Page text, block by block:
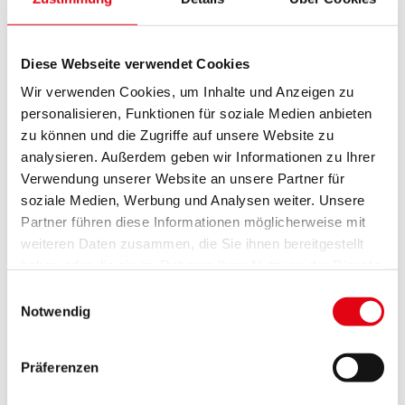
Diese Webseite verwendet Cookies
Wir verwenden Cookies, um Inhalte und Anzeigen zu
personalisieren, Funktionen für soziale Medien anbieten
zu können und die Zugriffe auf unsere Website zu
analysieren. Außerdem geben wir Informationen zu Ihrer
Verwendung unserer Website an unsere Partner für
soziale Medien, Werbung und Analysen weiter. Unsere
Partner führen diese Informationen möglicherweise mit
weiteren Daten zusammen, die Sie ihnen bereitgestellt
Notwendig
Präferenzen
Andere organisieren können und weil sie so eine
Bevölkerungsschutz Burgenland-Präsident Herbert
Wagner hervor und ergänzte: „Wir hatten heuer
sechs Vorbewerbe mit 76 Klassen und 1.300
Schülerinnen und Schülern. Heute beim
Landesfinale haben wir 14 Klassen mit 251
Schülerinnen und Schülern. Das sind beides neue
Teilnahmerekorde.“
Die Safety Tour wird im Burgenland seit 26 Jahren
Klassen aus dem Ausland mitmachen. Den
Gästebewerb gewann heuer die 4. Klasse der
Volksschule aus Landorhegyi in Ungarn. Viele
Schulen halten der Safety Tour schon lange die